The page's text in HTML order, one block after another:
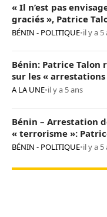
« Il n’est pas
graciés », Patrice
« opposants
BÉNIN - POLITIQUE•il y a 5
Bénin: Patrice Talon
sur les « arrestations
A LA UNE•il y a 5 ans
Bénin – Arrestation
« terrorisme »:
BÉNIN - POLITIQUE•il y a 5